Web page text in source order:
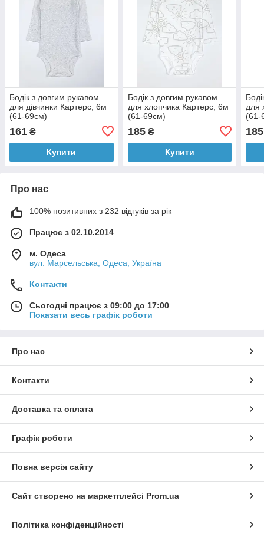
Бодік з довгим рукавом
для дівчинки Картерс, 6м
(61-69см)
161 ₴
Купити
Бодік з довгим рукавом
для хлопчика Картерс, 6м
(61-69см)
185₴
Купити
для
(61-
185
Про нас
100% позитивних з 232 відгуків за рік
Працює з 02.10.2014
м. Одеса
вул. Марсельська, Одеса, Україна
Контакти
Сьогодні працює з 09:00 до 17:00
Показати весь графік роботи
Про нас
Контакти
Доставка та оплата
Графік роботи
Повна версія сайту
Сайт створено на маркетплейсі Prom.ua
Політика конфіденційності